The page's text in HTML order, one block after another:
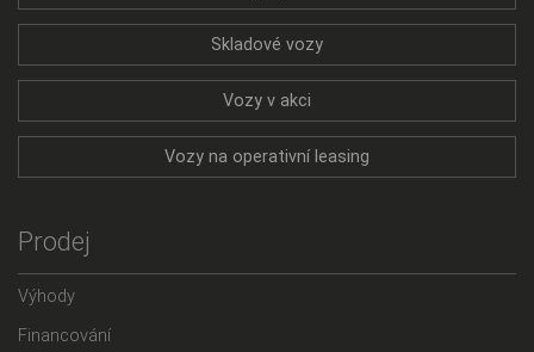
Skladové vozy
Vozy v akci
Vozy na operativní leasing
Prodej
Výhody
Financování